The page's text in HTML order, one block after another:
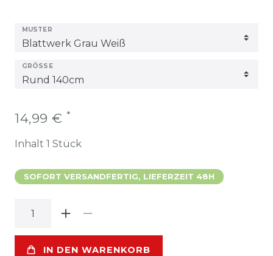
MUSTER
GRÖSSE
14,99 € *
Inhalt 1 Stück
SOFORT VERSANDFERTIG, LIEFERZEIT 48H
IN DEN WARENKORB